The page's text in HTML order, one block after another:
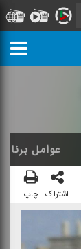
عوامل برنامه
اشتراک چاپ